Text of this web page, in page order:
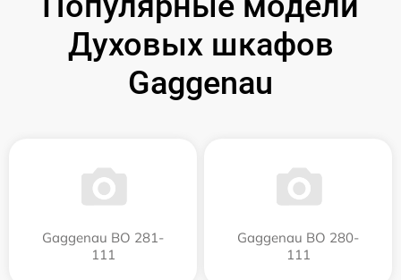
Духовых шкафов
Gaggenau
Gaggenau BO 281-
111
Gaggenau BO 280-
111